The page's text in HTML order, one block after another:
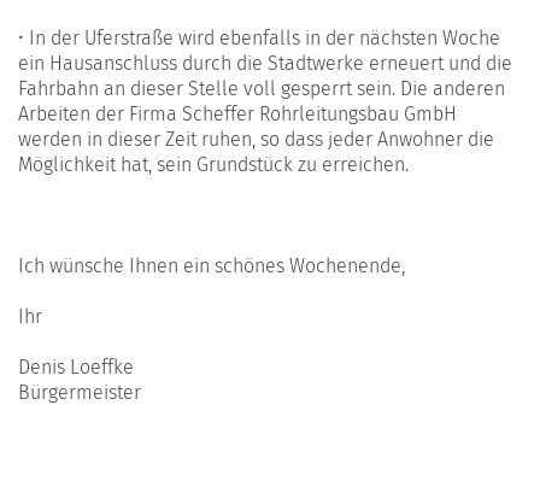
• In der Uferstraße wird ebenfalls in der nächsten Woche
ein Hausanschluss durch die Stadtwerke erneuert und die
Fahrbahn an dieser Stelle voll gesperrt sein. Die anderen
Arbeiten der Firma Scheffer Rohrleitungsbau GmbH
werden in dieser Zeit ruhen, so dass jeder Anwohner die
Möglichkeit hat, sein Grundstück zu erreichen.
Ich wünsche Ihnen ein schönes Wochenende,
Ihr
Denis Loeffke
Bürgermeister